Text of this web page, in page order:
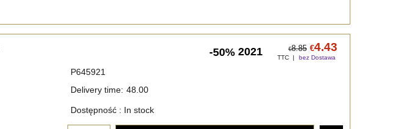
-50% 2021 €8.85 €4.43
TTC bez Dostawa
P645921
Delivery time: 48.00
Dostępność : In stock